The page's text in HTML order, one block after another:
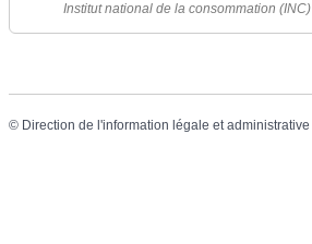
Institut national de la consommation (INC)
© Direction de l'information légale et administrative